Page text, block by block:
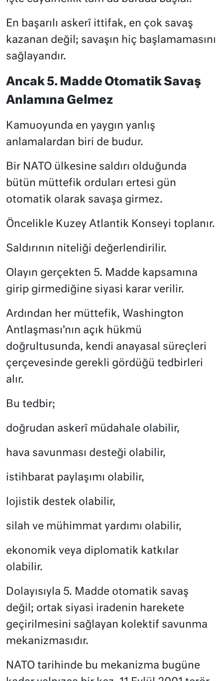
En başarılı askerî ittifak, en çok savaş
kazanan değil; savaşın hiç başlamamasını
sağlayandır.
Ancak 5. Madde Otomatik Savaş
Anlamına Gelmez
Kamuoyunda en yaygın yanlış
anlamalardan biri de budur.
Bir NATO ülkesine saldırı olduğunda
bütün müttefik orduları ertesi gün
otomatik olarak savaşa girmez.
Öncelikle Kuzey Atlantik Konseyi toplanır.
Saldırının niteliği değerlendirilir.
Olayın gerçekten 5. Madde kapsamına
girip girmediğine siyasi karar verilir.
Ardından her müttefik, Washington
Antlaşması’nın açık hükmü
doğrultusunda, kendi anayasal süreçleri
çerçevesinde gerekli gördüğü tedbirleri
alır.
Bu tedbir;
doğrudan askerî müdahale olabilir,
hava savunması desteği olabilir,
istihbarat paylaşımı olabilir,
lojistik destek olabilir,
silah ve mühimmat yardımı olabilir,
ekonomik veya diplomatik katkılar
olabilir.
Dolayısıyla 5. Madde otomatik savaş
değil; ortak siyasi iradenin harekete
geçirilmesini sağlayan kolektif savunma
mekanizmasıdır.
NATO tarihinde bu mekanizma bugüne